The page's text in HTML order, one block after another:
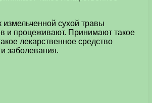
измельченной сухой травы
и процеживают. Принимают такое
лекарственное средство
заболевания.